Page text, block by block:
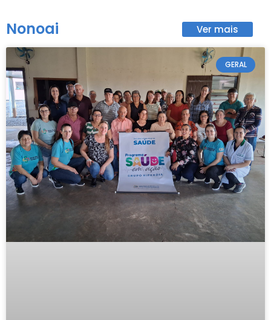
Nonoai Ver mais
GERAL